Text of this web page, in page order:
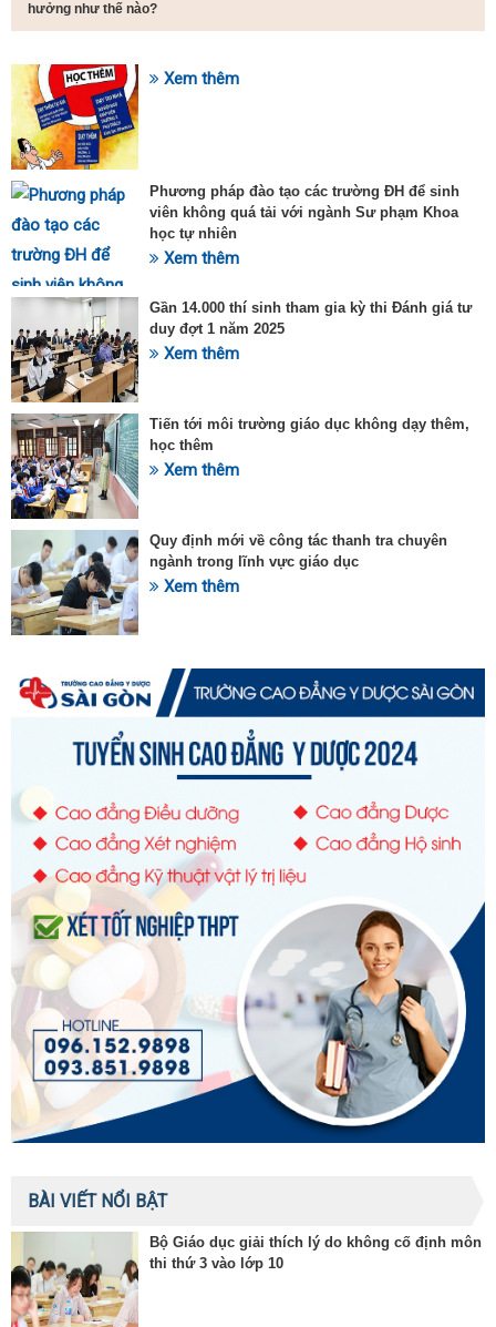
hưởng như thế nào?
SỰ KIỆN HOT Xem thêm
Phương pháp đào tạo các trường ĐH để sinh
viên không quá tải với ngành Sư phạm Khoa
học tự nhiên
Xem thêm
Gần 14.000 thí sinh tham gia kỳ thi Đánh giá tư
duy đợt 1 năm 2025
Xem thêm
Tiến tới môi trường giáo dục không dạy thêm,
học thêm
Xem thêm
Quy định mới về công tác thanh tra chuyên
ngành trong lĩnh vực giáo dục
Xem thêm
BÀI VIẾT NỔI BẬT
Bộ Giáo dục giải thích lý do không cố định môn
thi thứ 3 vào lớp 10